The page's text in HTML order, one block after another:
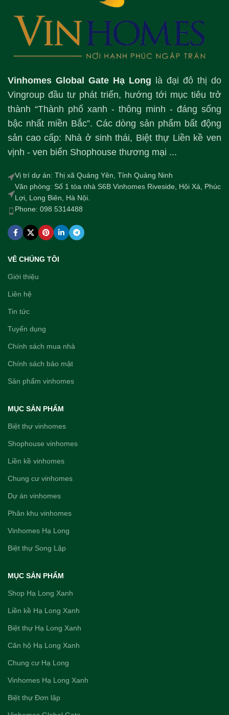
Vinhomes Global Gate Hạ Long là đại đô thị do
Vingroup đầu tư phát triển, hướng tới mục tiêu trở
thành “Thành phố xanh - thông minh - đáng sống
bậc nhất miền Bắc”. Các dòng sản phẩm bất động
sản cao cấp: Nhà ở sinh thái, Biệt thự Liền kề ven
vịnh - ven biển Shophouse thương mại ...
Vị trí dự án: Thị xã Quảng Yên, Tỉnh Quảng Ninh
Văn phòng: Số 1 tòa nhà S6B Vinhomes Riveside, Hội Xá, Phúc
Lợi, Long Biên, Hà Nội.
Phone: 098 5314488
VÊ CHÚNG TÔI
Giới thiệu
Liên hệ
Tin tức
Tuyển dụng
Chính sách mua nhà
Chính sách bảo mật
Sản phẩm vinhomes
MỤC SẢN PHẨM
Biệt thự vinhomes
Shophouse vinhomes
Liền kề vinhomes
Chung cư vinhomes
Dự án vinhomes
Phân khu vinhomes
Vinhomes Hạ Long
Biệt thự Song Lập
MỤC SẢN PHẨM
Shop Hạ Long Xanh
Liền kề Hạ Long Xanh
Biệt thự Hạ Long Xanh
Căn hộ Hạ Long Xanh
Chung cư Hạ Long
Vinhomes Hạ Long Xanh
Biệt thự Đơn lập